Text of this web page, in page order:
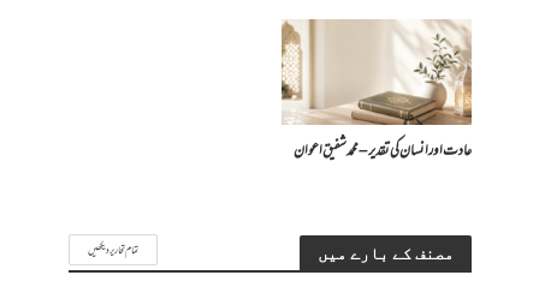
عادت اور انسان کی تقدیر – محمد شفیق اعوان
مصنف کے بارے میں تمام تحاریر دیکھیں